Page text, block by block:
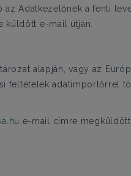
Adatkezelőnek a fenti
küldött e-mail útján.
alapján, vagy az
feltételek adatimportőrrel
e-mail címre